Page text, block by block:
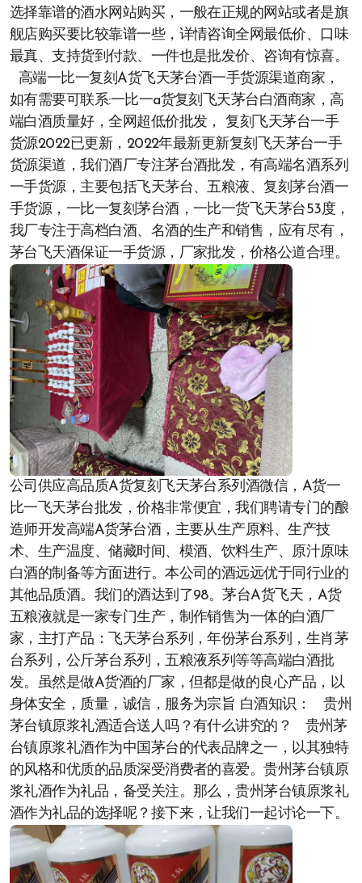
选择靠谱的酒水网站购买，一般在正规的网站或者是旗
舰店购买要比较靠谱一些，详情咨询全网最低价、口味
最真、支持货到付款、一件也是批发价、咨询有惊喜。
高端一比一复刻A货飞天茅台酒一手货源渠道商家，
如有需要可联系:一比一a货复刻飞天茅台白酒商家，高
端白酒质量好，全网超低价批发， 复刻飞天茅台一手
货源2022已更新，2022年最新更新复刻飞天茅台一手
货源渠道，我们酒厂专注茅台酒批发，有高端名酒系列
一手货源，主要包括飞天茅台、五粮液、复刻茅台酒一
手货源，一比一复刻茅台酒，一比一货飞天茅台53度，
我厂专注于高档白酒、名酒的生产和销售，应有尽有，
茅台飞天酒保证一手货源，厂家批发，价格公道合理。
公司供应高品质A货复刻飞天茅台系列酒微信，A货一
比一飞天茅台批发，价格非常便宜，我们聘请专门的酿
造师开发高端A货茅台酒，主要从生产原料、生产技
术、生产温度、储藏时间、模酒、饮料生产、原汁原味
白酒的制备等方面进行。本公司的酒远远优于同行业的
其他品质酒。我们的酒达到了98。茅台A货飞天，A货
五粮液就是一家专门生产，制作销售为一体的白酒厂
家，主打产品：飞天茅台系列，年份茅台系列，生肖茅
台系列，公斤茅台系列，五粮液系列等等高端白酒批
发。虽然是做A货酒的厂家，但都是做的良心产品，以
身体安全，质量，诚信，服务为宗旨 白酒知识： 贵州
茅台镇原浆礼酒适合送人吗？有什么讲究的？ 贵州茅
台镇原浆礼酒作为中国茅台的代表品牌之一，以其独特
的风格和优质的品质深受消费者的喜爱。贵州茅台镇原
浆礼酒作为礼品，备受关注。那么，贵州茅台镇原浆礼
酒作为礼品的选择呢？接下来，让我们一起讨论一下。